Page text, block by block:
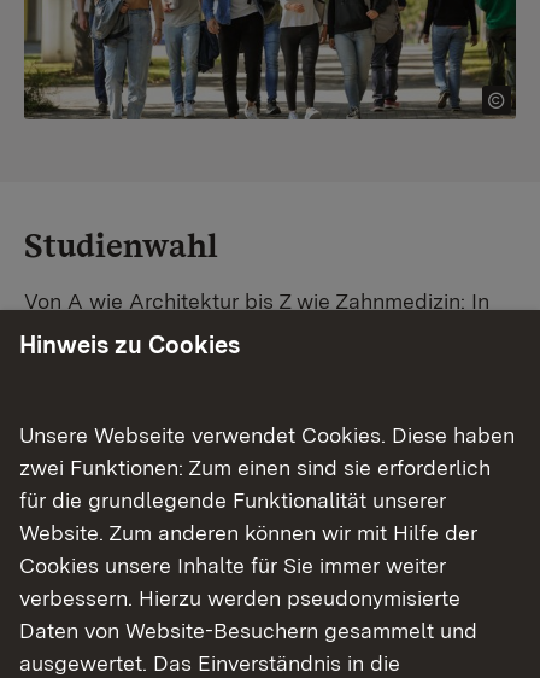
Studienwahl
Von A wie Architektur bis Z wie Zahnmedizin: In
Baden-Württemberg warten unzählige
Studiengangsuche schnell den passenden
Studienplatz. Außerdem gibt's eine Schritt-für-
Schritt-Anleitung zu deinem Traum-Studium.
Finde dein Studium in Baden-Württemberg
Hinweis zu Cookies
Unsere Webseite verwendet Cookies. Diese haben
zwei Funktionen: Zum einen sind sie erforderlich
für die grundlegende Funktionalität unserer
Website. Zum anderen können wir mit Hilfe der
Cookies unsere Inhalte für Sie immer weiter
verbessern. Hierzu werden pseudonymisierte
Daten von Website-Besuchern gesammelt und
ausgewertet. Das Einverständnis in die